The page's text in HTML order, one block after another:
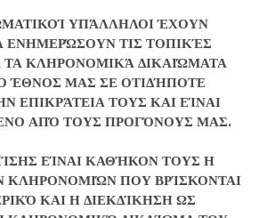
ΥΠΆΛΛΗΛΟΙ ΈΧΟΥΝ
ΤΙΣ ΤΟΠΙΚΈΣ
ΤΑ ΚΛΗΡΟΝΟΜΙΚΆ ΔΙΚΑΙΏΜΑΤΑ
ΈΘΝΟΣ ΜΑΣ ΣΕ ΟΤΙΔΉΠΟΤΕ
ΕΠΙΚΡΆΤΕΙΑ ΤΟΥΣ ΚΑΙ ΕΊΝΑΙ
ΑΠΌ ΤΟΥΣ ΠΡΟΓΌΝΟΥΣ ΜΑΣ.
ΕΊΝΑΙ ΚΑΘΉΚΟΝ ΤΟΥΣ Η
ΚΛΗΡΟΝΟΜΙΏΝ ΠΟΥ ΒΡΊΣΚΟΝΤΑΙ
ΚΑΙ Η ΔΙΕΚΔΊΚΗΣΗ ΩΣ